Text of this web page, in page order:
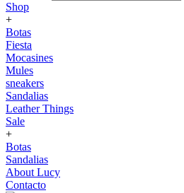
Shop
+
Botas
Fiesta
Mocasines
Mules
sneakers
Sandalias
Leather Things
Sale
+
Botas
Sandalias
About Lucy
Contacto